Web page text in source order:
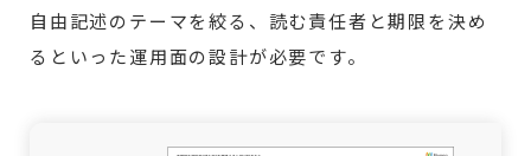
自由記述のテーマを絞る、読む責任者と期限を決め
るといった運用面の設計が必要です。